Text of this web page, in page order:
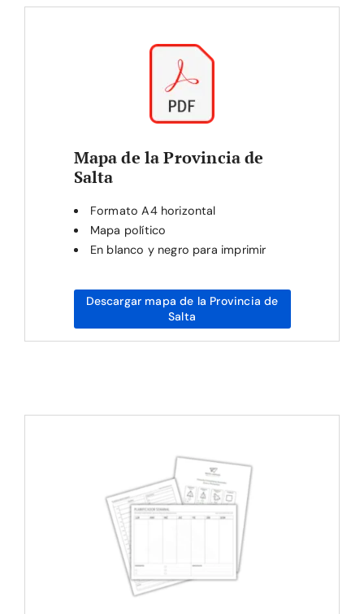
Mapa de la Provincia de
Salta
Formato A4 horizontal
Mapa político
En blanco y negro para imprimir
Descargar mapa de la Provincia de
Salta